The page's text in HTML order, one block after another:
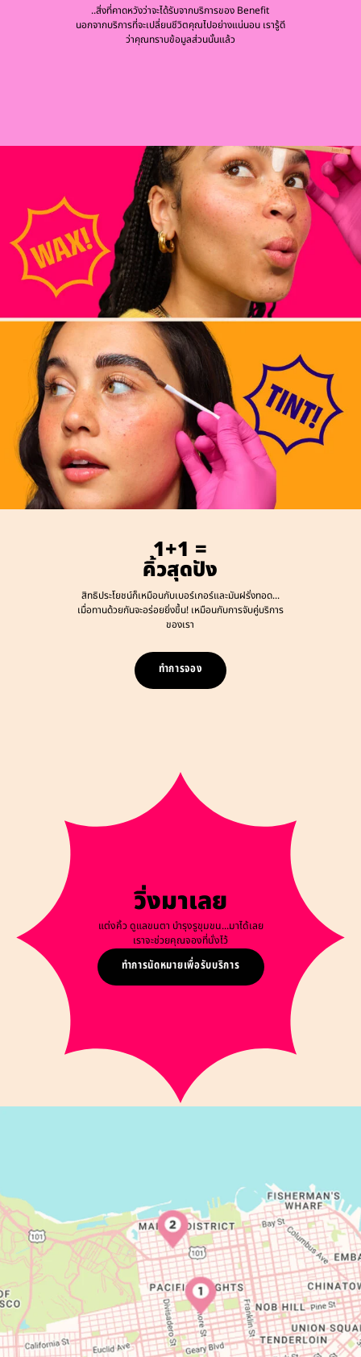
..สิ่งที่คาดหวังว่าจะได้รับจากบริการของ Benefit
นอกจากบริการที่จะเปลี่ยนชีวิตคุณไปอย่างแน่นอน เรารู้ดี
ว่าคุณทราบข้อมูลส่วนนั้นแล้ว
1+1 =
คิ้วสุดปัง
สิทธิประโยชน์ก็เหมือนกับเบอร์เกอร์และมันฝรั่งทอด...
เมื่อทานด้วยกันจะอร่อยยิ่งขึ้น! เหมือนกับการจับคู่บริการ
ของเรา
ทำการจอง
วิ่งมาเลย
แต่งคิ้ว ดูแลขนตา บำรุงรูขุมขน...มาได้เลย
เราจะช่วยคุณจองที่นั่งไว้
ทำการนัดหมายเพื่อรับบริการ